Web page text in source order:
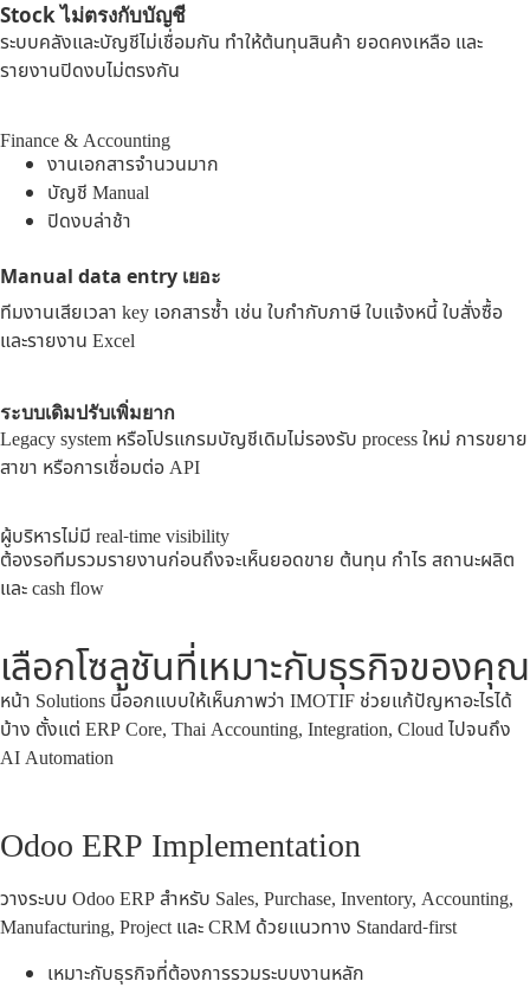
Stock ไม่ตรงกับบัญชี
ระบบคลังและบัญชีไม่เชื่อมกัน ทำให้ต้นทุนสินค้า ยอดคงเหลือ และ
รายงานปิดงบไม่ตรงกัน
Finance & Accounting
งานเอกสารจำนวนมาก
บัญชี Manual
ปิดงบล่าช้า
Manual data entry เยอะ
ทีมงานเสียเวลา key เอกสารซ้ำ เช่น ใบกำกับภาษี ใบแจ้งหนี้ ใบสั่งซื้อ
และรายงาน Excel
ระบบเดิมปรับเพิ่มยาก
Legacy system หรือโปรแกรมบัญชีเดิมไม่รองรับ process ใหม่ การขยาย
สาขา หรือการเชื่อมต่อ API
ผู้บริหารไม่มี real-time visibility
ต้องรอทีมรวมรายงานก่อนถึงจะเห็นยอดขาย ต้นทุน กำไร สถานะผลิต
และ cash flow
เลือกโซลูชันที่เหมาะกับธุรกิจของคุณ
หน้า Solutions นี้ออกแบบให้เห็นภาพว่า IMOTIF ช่วยแก้ปัญหาอะไรได้
บ้าง ตั้งแต่ ERP Core, Thai Accounting, Integration, Cloud ไปจนถึง
AI Automation
Odoo ERP Implementation
วางระบบ Odoo ERP สำหรับ Sales, Purchase, Inventory, Accounting,
Manufacturing, Project และ CRM ด้วยแนวทาง Standard-first
เหมาะกับธุรกิจที่ต้องการรวมระบบงานหลัก